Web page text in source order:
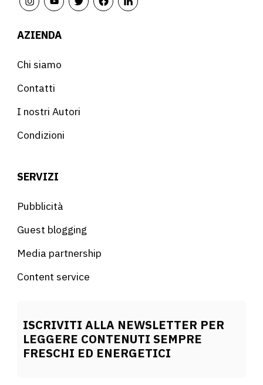
AZIENDA
Chi siamo
Contatti
I nostri Autori
Condizioni
SERVIZI
Pubblicità
Guest blogging
Media partnership
Content service
ISCRIVITI ALLA NEWSLETTER PER
LEGGERE CONTENUTI SEMPRE
FRESCHI ED ENERGETICI